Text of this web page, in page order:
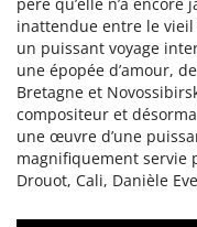
père qu’elle n’a
inattendue entre le
un puissant voyage
une épopée d’amour,
Bretagne et
compositeur et
une œuvre d’une
magnifiquement servie
Drouot, Cali, Danièle